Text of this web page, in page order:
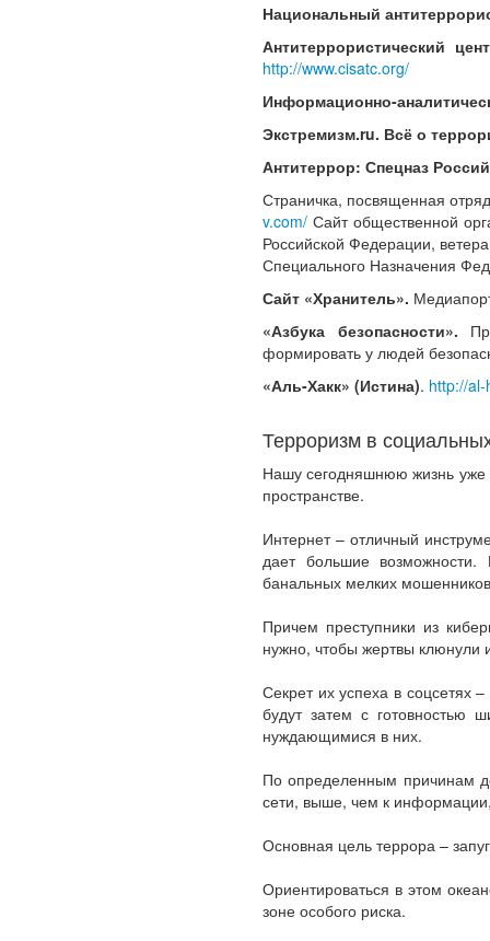
Национальный
Антитеррористический
http://www.cisatc.org/
Информационно-
Экстремизм.ru. Всё о
Антитеррор: Спецназ
Страничка, посвященная
v.com/ Сайт общественной
Российской Федерации,
Специального Назначения
Сайт «Хранитель».
«Азбука безопасности».
формировать у людей
«Аль-Хакк» (Истина). http://
Терроризм в
Нашу сегодняшнюю жизнь уже
пространстве.
Интернет – отличный
дает большие
банальных мелких мошенников
Причем преступники из
нужно, чтобы жертвы клюнули
Секрет их успеха в соцсетях
будут затем с готовностью
нуждающимися в них.
По определенным причинам
сети, выше, чем к
Основная цель террора –
Ориентироваться в этом
зоне особого риска.